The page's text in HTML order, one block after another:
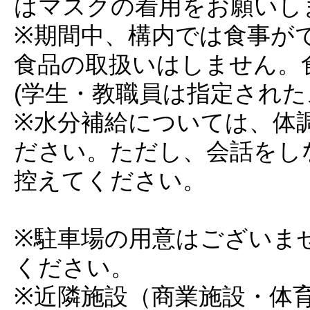
はマスクの着用をお願いし
※期間中、構内では食事が
食品の取扱いはしません
(学生・教職員は指定され
※水分補給については、体
ださい。ただし、会話を
控えてください。
※駐車場の用意はございま
ください。
※近隣施設（商業施設・体